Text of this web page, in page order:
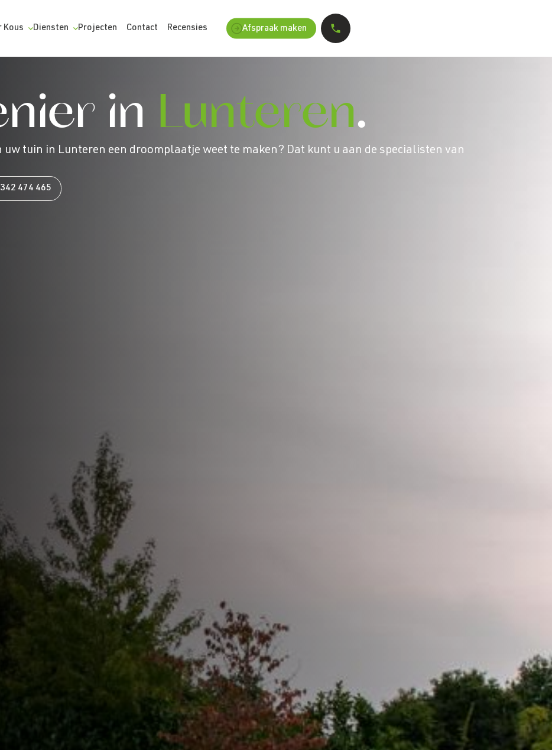
Kous Diensten Projecten Contact Recensies Afspraak maken
in Lunteren.
uw tuin in Lunteren een droomplaatje weet te maken? Dat kunt u aan de specialisten van
474 465